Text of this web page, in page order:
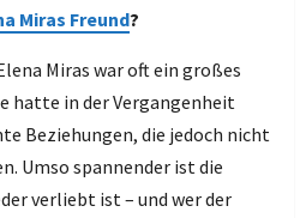
Miras Freund?
Miras war oft ein großes
hatte in der Vergangenheit
Beziehungen, die jedoch nicht
Umso spannender ist die
verliebt ist – und wer der